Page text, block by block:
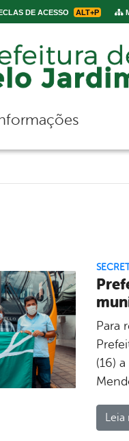
DE ACESSO ALT+P
de navegação
Para
(16)
Leia